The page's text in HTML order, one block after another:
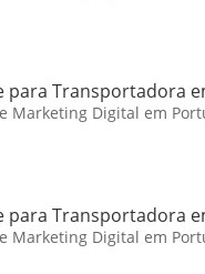
para Transportadora
Marketing Digital em
para Transportadora
Marketing Digital em